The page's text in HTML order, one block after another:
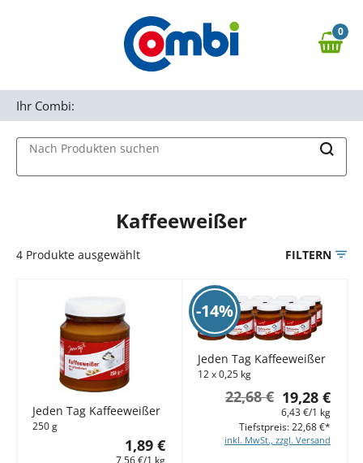
Zur Navigation springen
0,00 €
0
Nach Produkten suchen
Ihr Combi:
Kaffeeweißer
4 Produkte ausgewählt FILTERN
Jeden Tag Kaffeeweißer
250 g
1,89 €
7,56 €/1 kg
-14%
Jeden Tag Kaffeeweißer
12 x 0,25 kg
19,28 €
22,68 €
6,43 €/1 kg
inkl. MwSt., zzgl. Versand
Tiefstpreis: 22,68 €*